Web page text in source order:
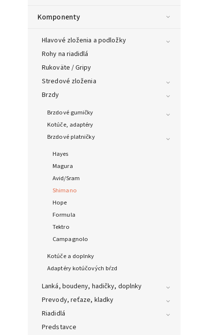
Komponenty
Hlavové zloženia a podložky
Rohy na riadidlá
Rukoväte / Gripy
Stredové zloženia
Brzdy
Brzdové gumičky
Kotúče, adaptéry
Brzdové platničky
Hayes
Magura
Avid/Sram
Shimano
Hope
Formula
Tektro
Campagnolo
Kotúče a doplnky
Adaptéry kotúčových bŕzd
Lanká, boudeny, hadičky, doplnky
Prevody, reťaze, kladky
Riadidlá
Predstavce